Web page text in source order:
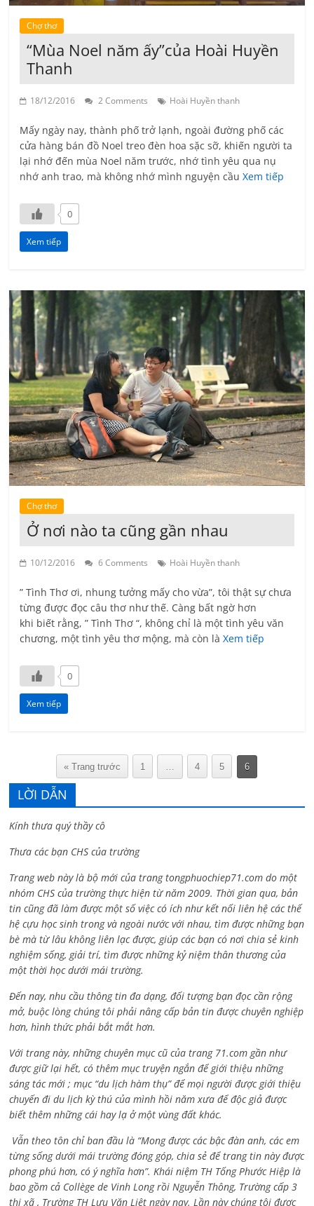
Chợ thơ
“Mùa Noel năm ấy”của Hoài Huyền
Thanh
18/12/2016 2 Comments Hoài Huyền thanh
Mấy ngày nay, thành phố trở lạnh, ngoài đường phố các
cửa hàng bán đồ Noel treo đèn hoa sặc sỡ, khiến người ta
lại nhớ đến mùa Noel năm trước, nhớ tình yêu qua nụ
nhớ anh trao, mà không nhớ mình nguyện cầuXem tiếp
0
Xem tiếp
Chợ thơ
Ở nơi nào ta cũng gần nhau
10/12/2016 6 Comments Hoài Huyền thanh
” Tình Thơ ơi, nhung tưởng mấy cho vừa”, tôi thật sự chưa
từng được đọc câu thơ như thế. Càng bất ngờ hơn
khi biết rằng, ” Tình Thơ “, không chỉ là một tình yêu văn
chương, một tình yêu thơ mộng, mà còn làXem tiếp
0
Xem tiếp
« Trang trước 1 … 4 5 6
LỜI DẪN
Kính thưa quý thầy cô
Thưa các bạn CHS của trường
Trang web này là bộ mới của trang tongphuochiep71.com do một
nhóm CHS của trường thực hiện từ năm 2009. Thời gian qua, bản
tin cũng đã làm được một số việc có ích như kết nối liên hệ các thế
hệ cựu học sinh trong và ngoài nước với nhau, tìm được những bạn
bè mà từ lâu không liên lạc được, giúp các bạn có nơi chia sẻ kinh
nghiệm sống, giải trí, tìm được những kỷ niệm thân thương của
một thời học dưới mái trường.
Đến nay, nhu cầu thông tin đa dạng, đối tượng bạn đọc cần rộng
mở, buộc lòng chúng tôi phải nâng cấp bản tin được chuyên nghiệp
hơn, hình thức phải bắt mắt hơn.
Với trang này, những chuyên mục cũ của trang 71.com gần như
được giữ lại hết, có thêm mục truyện ngắn để giới thiệu những
sáng tác mới ; mục “du lịch hàm thụ” để mọi người được giới thiệu
chuyến đi du lịch kỳ thú của mình hồi năm xưa để độc giả được
biết thêm những cái hay lạ ở một vùng đất khác.
Vẫn theo tôn chỉ ban đầu là “Mong được các bậc đàn anh, các em
từng sống dưới mái trường đóng góp, chia sẻ để trang tin này được
phong phú hơn, có ý nghĩa hơn”. Khái niệm TH Tống Phước Hiệp là
bao gồm cả Collège de Vinh Long rồi Nguyễn Thông, Trường cấp 3
thị xã , Trường TH Lưu Văn Liệt ngày nay. Lần này chúng tôi được